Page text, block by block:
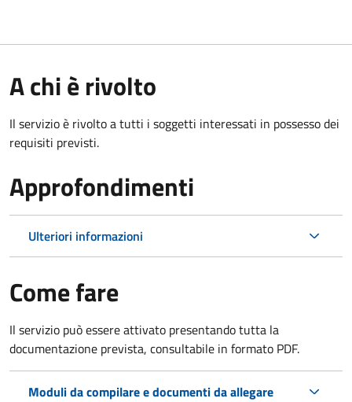
A chi è rivolto
Il servizio è rivolto a tutti i soggetti interessati in possesso dei
requisiti previsti.
Approfondimenti
Ulteriori informazioni
Come fare
Il servizio può essere attivato presentando tutta la
documentazione prevista, consultabile in formato PDF.
Moduli da compilare e documenti da allegare